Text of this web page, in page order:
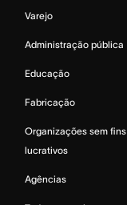
Varejo
Administração pública
Educação
Fabricação
Organizações sem fins
lucrativos
Agências